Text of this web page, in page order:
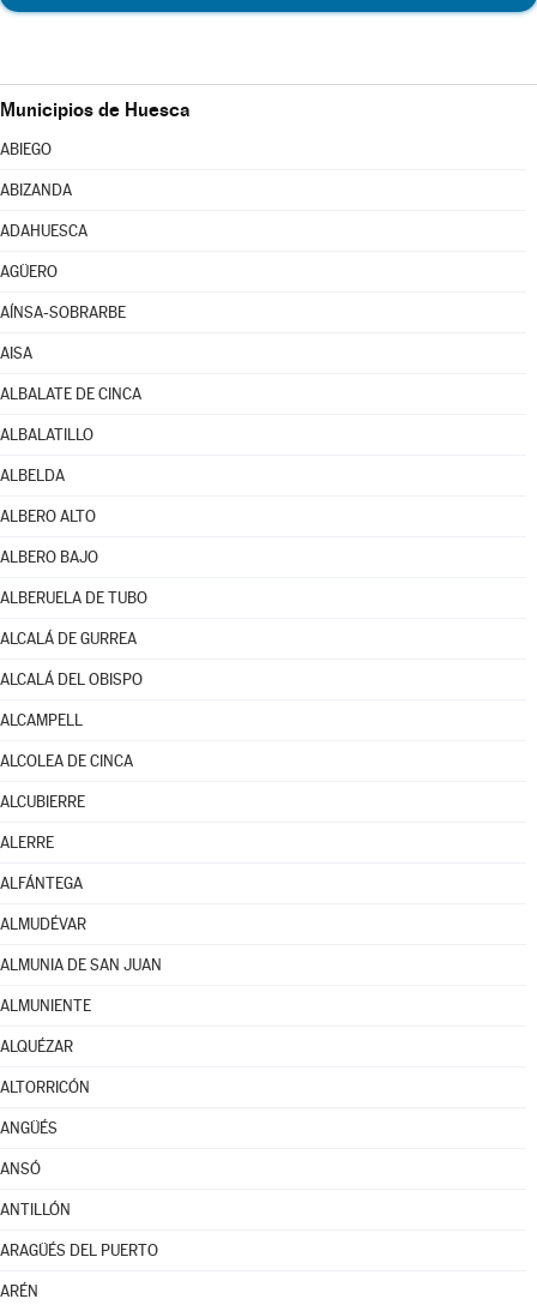
Municipios de Huesca
ABIEGO
ABIZANDA
ADAHUESCA
AGÜERO
AÍNSA-SOBRARBE
AISA
ALBALATE DE CINCA
ALBALATILLO
ALBELDA
ALBERO ALTO
ALBERO BAJO
ALBERUELA DE TUBO
ALCALÁ DE GURREA
ALCALÁ DEL OBISPO
ALCAMPELL
ALCOLEA DE CINCA
ALCUBIERRE
ALERRE
ALFÁNTEGA
ALMUDÉVAR
ALMUNIA DE SAN JUAN
ALMUNIENTE
ALQUÉZAR
ALTORRICÓN
ANGÜÉS
ANSÓ
ANTILLÓN
ARAGÜÉS DEL PUERTO
ARÉN